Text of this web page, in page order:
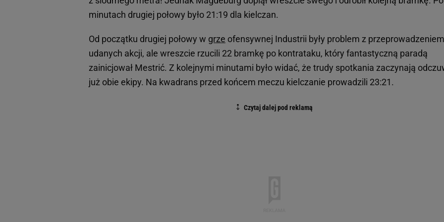
minutach drugiej połowy było 21:19 dla kielczan.
Od początku drugiej połowy w grze ofensywnej Industrii były problem z przeprowadzeniem
udanych akcji, ale wreszcie rzucili 22 bramkę po kontrataku, który fantastyczną paradą
zainicjował Mestrić. Z kolejnymi minutami było widać, że trudy spotkania zaczynają
już obie ekipy. Na kwadrans przed końcem meczu kielczanie prowadzili 23:21.